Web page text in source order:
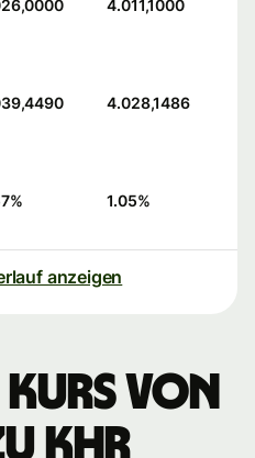
4.011,1000
4.028,1486
% 1.05%
anzeigen
von
KHR